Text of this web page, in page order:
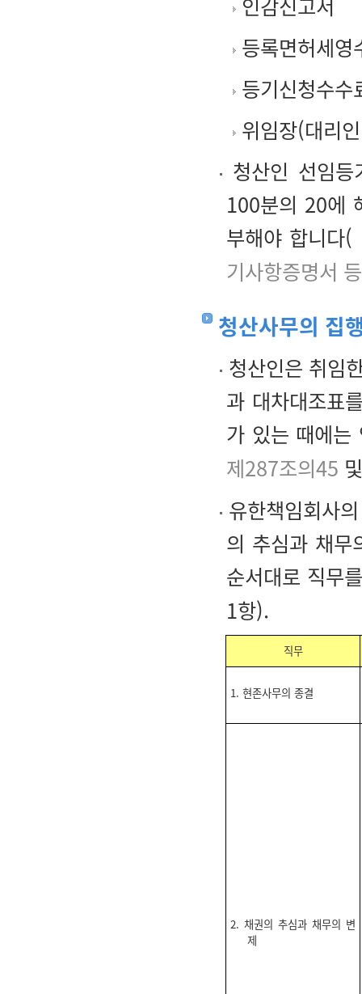
인감신고서
등록면허세영
등기신청수수
위임장(대리
청산인 선임
100분의 20에
부해야 합니다(
기사항증명서
청산사무의 집
청산인은 취임
과 대차대조표
가 있는 때에는
제287조의45 및
유한책임회사
의 추심과 채
순서대로 직무
1항).
직무
1. 현존사무의 종결
2. 채권의 추심과 채무의 변
제